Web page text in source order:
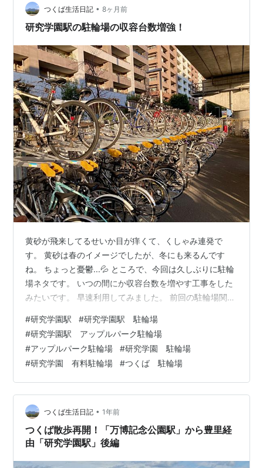
つくば生活日記 • 8ヶ月前
研究学園駅の駐輪場の収容台数増強！
黄砂が飛来してるせいか目が痒くて、くしゃみ連発で
す。 黄砂は春のイメージでしたが、冬にも来るんです
ね。 ちょっと憂鬱...💦 ところで、今回は久しぶりに駐輪
場ネタです。 いつの間にか収容台数を増やす工事をした
みたいです。 早速利用してみました。 前回の駐輪場関連
場。フェンス沿いの自転車が高い位置にありますね... 実
はこのフェンス沿いだけ、上下2段の駐輪装置が付きまし
た！ 気になったので、ちょっと使って見ました。 まず
は、上段のフックを操作します。 フックを下に押すとロ
ックが外れます。 ロックが外れると、下段に移動するこ
とが可能。ここで自転…
#研究学園駅 #研究学園駅 駐輪場
#研究学園駅 アップルパーク駐輪場
#アップルパーク駐輪場 #研究学園 駐輪場
#研究学園 有料駐輪場 #つくば 駐輪場
つくば生活日記 • 1年前
つくば散歩再開！「万博記念公園駅」から豊里経
由「研究学園駅」後編